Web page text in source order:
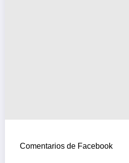
Comentarios de Facebook